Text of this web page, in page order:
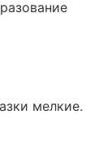
мелкие.